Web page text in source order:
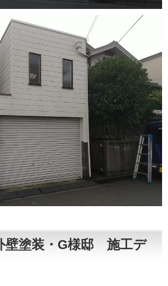
壁塗装・G様邸 施工デ